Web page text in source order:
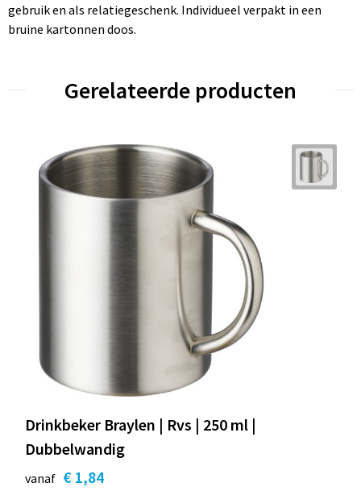
gebruik en als relatiegeschenk. Individueel verpakt in een
bruine kartonnen doos.
Gerelateerde producten
Drinkbeker Braylen | Rvs | 250 ml |
Dubbelwandig
vanaf € 1,84